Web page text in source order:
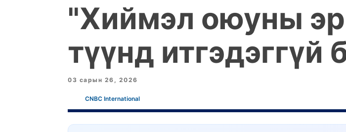
"Хиймэл оюуны
түүнд итгэдэггүй
03 сарын 26, 2026
CNBC International